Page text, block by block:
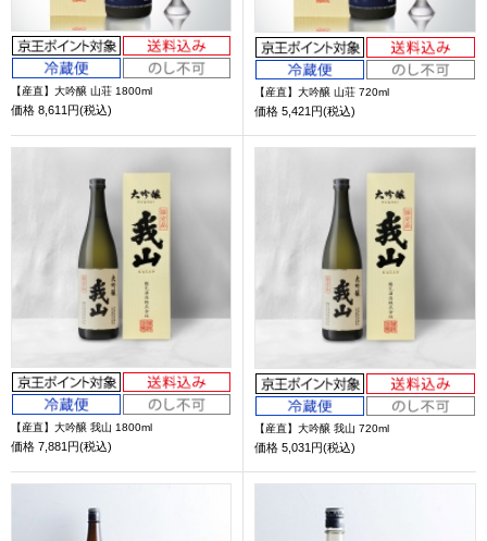
【産直】大吟醸 山荘 1800ml
価格 8,611円(税込)
【産直】大吟醸 山荘 720ml
価格 5,421円(税込)
【産直】大吟醸 我山 1800ml
価格 7,881円(税込)
【産直】大吟醸 我山 720ml
価格 5,031円(税込)